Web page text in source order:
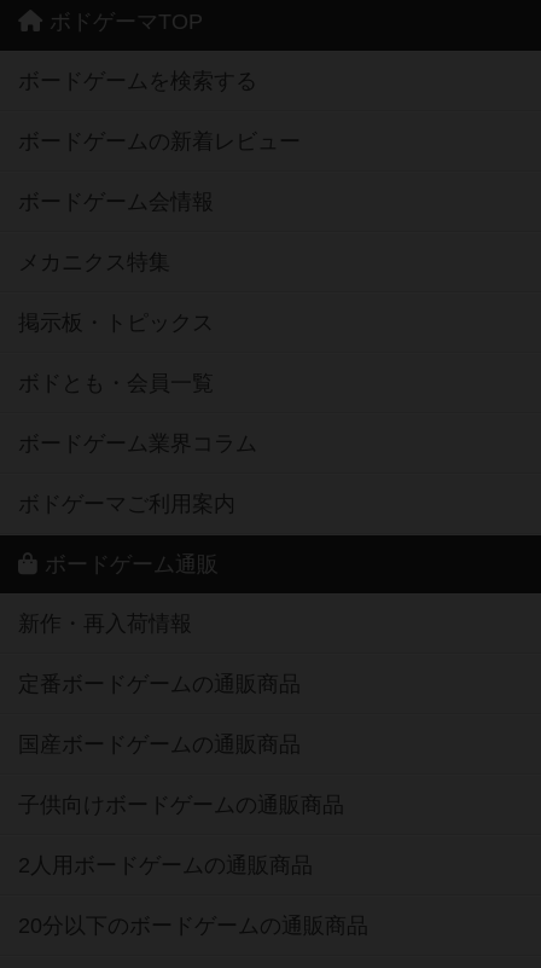
ボドゲーマTOP
ボードゲームを検索する
ボードゲームの新着レビュー
ボードゲーム会情報
メカニクス特集
掲示板・トピックス
ボドとも・会員一覧
ボードゲーム業界コラム
ボドゲーマご利用案内
ボードゲーム通販
新作・再入荷情報
定番ボードゲームの通販商品
国産ボードゲームの通販商品
子供向けボードゲームの通販商品
2人用ボードゲームの通販商品
20分以下のボードゲームの通販商品